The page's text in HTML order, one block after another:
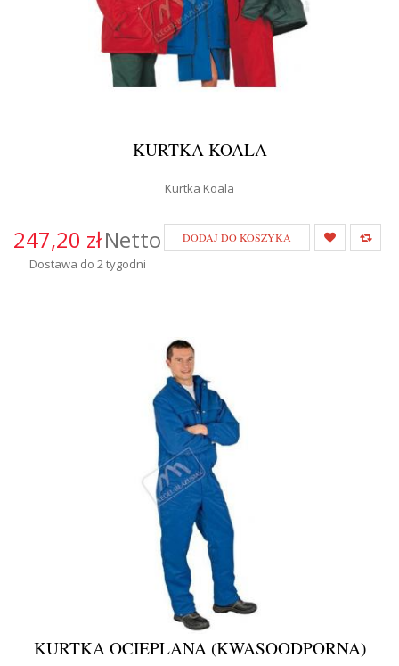
KURTKA KOALA
Kurtka Koala
247,20 złNetto
Dostawa do 2 tygodni
DODAJ DO KOSZYKA
KURTKA OCIEPLANA (KWASOODPORNA)